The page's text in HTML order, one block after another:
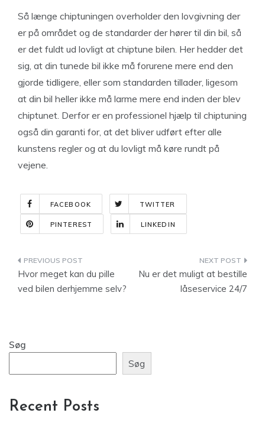
Så længe chiptuningen overholder den lovgivning der
er på området og de standarder der hører til din bil, så
er det fuldt ud lovligt at chiptune bilen. Her hedder det
sig, at din tunede bil ikke må forurene mere end den
gjorde tidligere, eller som standarden tillader, ligesom
at din bil heller ikke må larme mere end inden der blev
chiptunet. Derfor er en professionel hjælp til chiptuning
også din garanti for, at det bliver udført efter alle
kunstens regler og at du lovligt må køre rundt på
vejene.
FACEBOOK TWITTER
PINTEREST LINKEDIN
Indlægsnavigation
Hvor meget kan du pille
ved bilen derhjemme selv?
Nu er det muligt at bestille
låseservice 24/7
Søg
Søg
Recent Posts